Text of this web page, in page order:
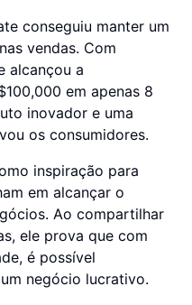
conseguiu manter um
vendas. Com
alcançou a
em apenas 8
inovador e uma
os consumidores.
inspiração para
em alcançar o
Ao compartilhar
ele prova que com
é possível
negócio lucrativo.